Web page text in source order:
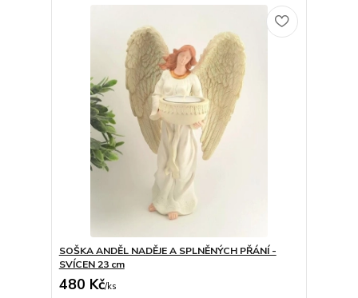
SOŠKA ANDĚL NADĚJE A SPLNĚNÝCH PŘÁNÍ -
SVÍCEN 23 cm
480 Kč/ks